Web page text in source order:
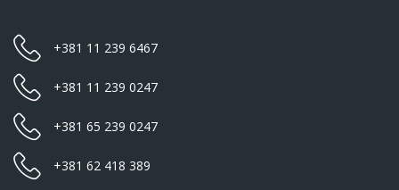
+381 11 239 6467
+381 11 239 0247
+381 65 239 0247
+381 62 418 389